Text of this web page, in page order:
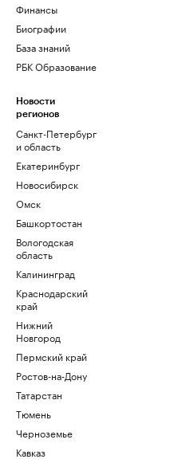
Финансы
Биографии
База знаний
РБК Образование
Новости
регионов
Санкт-Петербург
и область
Екатеринбург
Новосибирск
Омск
Башкортостан
Вологодская
область
Калининград
Краснодарский
край
Нижний
Новгород
Пермский край
Ростов-на-Дону
Татарстан
Тюмень
Черноземье
Кавказ